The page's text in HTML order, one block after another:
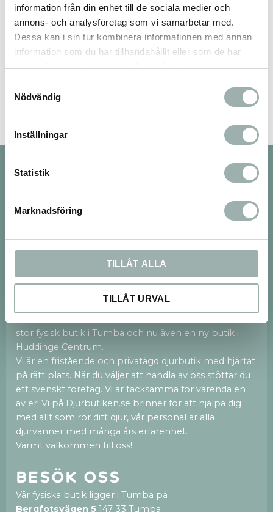
information från din enhet till de sociala medier och
annons- och analysföretag som vi samarbetar med.
Dessa kan i sin tur kombinera informationen med annan
information som du har tillhandahållit eller som de har
samlat in när du har använt deras tjänster.
Nödvändig
Inställningar
Statistik
Marknadsföring
TILLÅT ALLA
TILLÅT URVAL
stor fysisk butik i Tumba och nu även en ny butik i
Huddinge Centrum.
Vi är en fristående och privatägd djurbutik med hjärtat
på rätt plats. När du väljer att handla av oss stöttar du
ett svenskt företag. Vi är tacksamma för varenda en
av er! Vi på Djurbutiken.se brinner för att hjälpa dig
med allt som rör ditt djur, vår personal är alla
djurvänner med många års erfarenhet.
Varmt välkommen till oss!
Besök oss
Vår fysiska butik ligger i Tumba på
Bergfotsvägen 5 147 33 Tumba